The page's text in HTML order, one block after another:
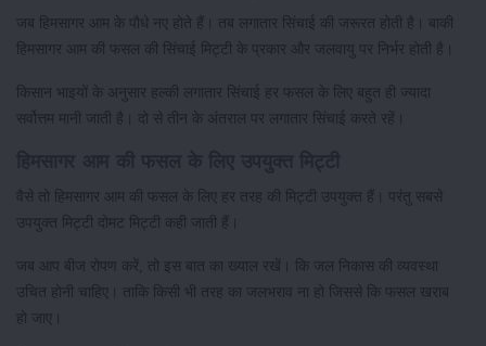
जब हिमसागर आम के पौधे नए होते हैं। तब लगातार सिंचाई की जरूरत होती है। बाकी
हिमसागर आम की फसल की सिंचाई मिट्टी के प्रकार और जलवायु पर निर्भर होती है।
किसान भाइयों के अनुसार हल्की लगातार सिंचाई हर फसल के लिए बहुत ही ज्यादा
सर्वोत्तम मानी जाती है। दो से तीन के अंतराल पर लगातार सिंचाई करते रहें।
वैसे तो हिमसागर आम की फसल के लिए हर तरह की मिट्टी उपयुक्त हैं। परंतु सबसे
उपयुक्त मिट्टी दोमट मिट्टी कही जाती हैं।
जब आप बीज रोपण करें, तो इस बात का ख्याल रखें। कि जल निकास की व्यवस्था
उचित होनी चाहिए। ताकि किसी भी तरह का जलभराव ना हो जिससे कि फसल खराब
हो जाए।